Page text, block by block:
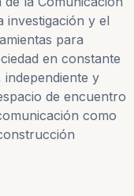
investigación y el
para
en constante
y
de encuentro
como